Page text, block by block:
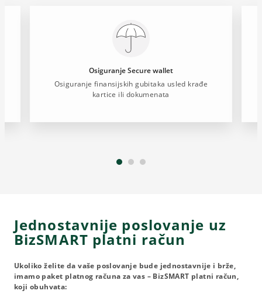
Osiguranje Secure wallet
Osiguranje finansijskih gubitaka usled krađe
kartice ili dokumenata
Jednostavnije poslovanje uz
BizSMART platni račun
​​​​​​Ukoliko želite da vaše poslovanje bude jednostavnije i brže,
imamo paket platnog računa za vas – BizSMART platni račun,
koji obuhvata: